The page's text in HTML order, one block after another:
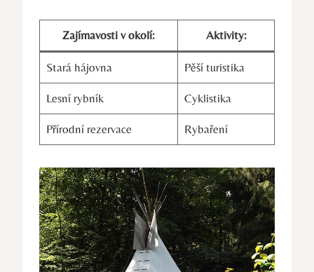
Zajímavosti v okolí: Aktivity:
Stará hájovna Pěší turistika
Lesní rybník Cyklistika
Přírodní rezervace Rybaření